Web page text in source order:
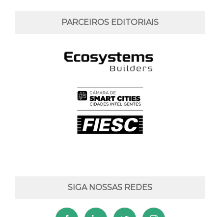
PARCEIROS EDITORIAIS
SIGA NOSSAS REDES